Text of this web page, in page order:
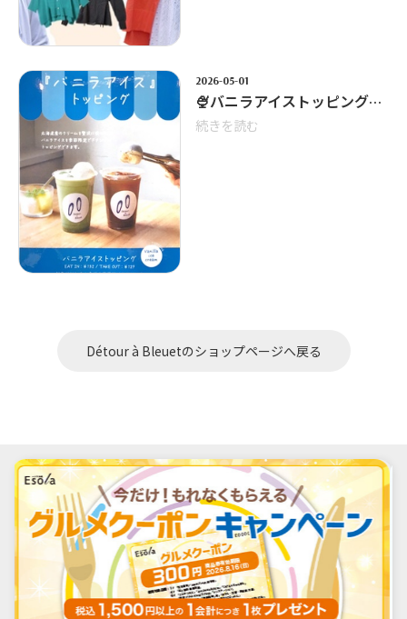
2026-05-01
🍨バニラアイストッピングスタート🍨
続きを読む
Détour à Bleuetのショップページへ戻る